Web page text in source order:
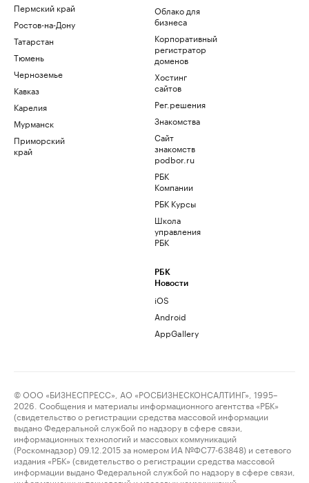
Пермский край
Ростов-на-Дону
Татарстан
Тюмень
Черноземье
Кавказ
Карелия
Мурманск
Приморский
край
Облако для
бизнеса
Корпоративный
регистратор
доменов
Хостинг
сайтов
Рег.решения
Знакомства
Сайт
знакомств
podbor.ru
РБК
Компании
РБК Курсы
Школа
управления
РБК
РБК
Новости
iOS
Android
AppGallery
© ООО «БИЗНЕСПРЕСС», АО «РОСБИЗНЕСКОНСАЛТИНГ», 1995–
2026. Сообщения и материалы информационного агентства «РБК»
(свидетельство о регистрации средства массовой информации
выдано Федеральной службой по надзору в сфере связи,
информационных технологий и массовых коммуникаций
(Роскомнадзор) 09.12.2015 за номером ИА №ФС77-63848) и сетевого
издания «РБК» (свидетельство о регистрации средства массовой
информации выдано Федеральной службой по надзору в сфере связи,